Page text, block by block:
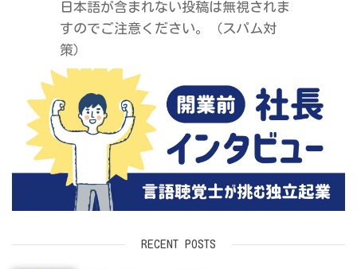
日本語が含まれない投稿は無視されま
すのでご注意ください。（スパム対
策）
RECENT POSTS